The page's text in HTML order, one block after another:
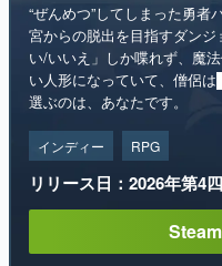
“ぜんめつ”してしまった勇
宮からの脱出を目指すダン
い/いいえ」しか喋れず、魔
い人形になっていて、僧侶
選ぶのは、あなたです。
インディー RPG
リリース日：2026年第4